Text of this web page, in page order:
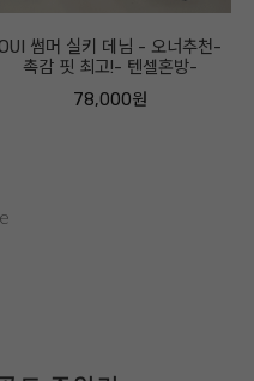
OUI 썸머 실키 데님 - 오너추천-
촉감 핏 최고!- 텐셀혼방-
78,000원